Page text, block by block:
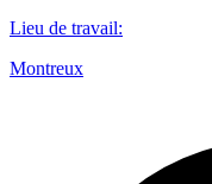
Lieu de travail:
Montreux